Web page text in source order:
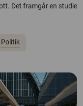
Det framgår en studie
Politik